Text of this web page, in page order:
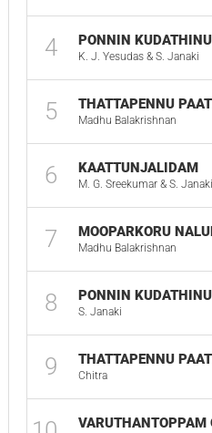
4 PONNIN KUDATHINU
K. J. Yesudas & S. Janaki
5 THATTAPENNU
Madhu Balakrishnan
6 KAATTUNJALIDAM
M. G. Sreekumar & S. Janaki
7 MOOPARKORU
Madhu Balakrishnan
8 PONNIN
S. Janaki
9 THATTAPENNU
Chitra
VARUTHANTOPPAM